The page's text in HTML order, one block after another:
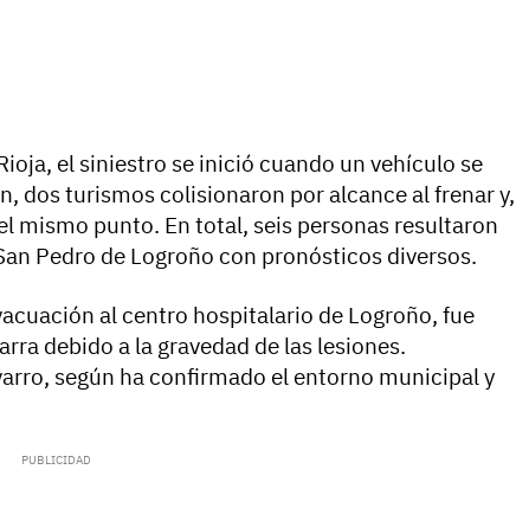
el siniestro se inició cuando un vehículo se
dos turismos colisionaron por alcance al frenar y,
mismo punto. En total, seis personas resultaron
Pedro de Logroño con pronósticos diversos.
al centro hospitalario de Logroño, fue
debido a la gravedad de las lesiones.
según ha confirmado el entorno municipal y